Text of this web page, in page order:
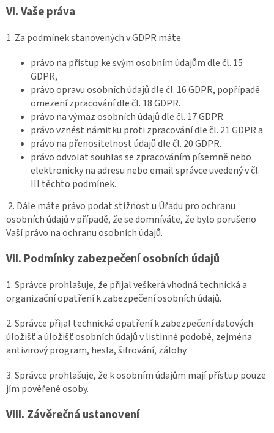
VI.Vaše práva
1. Za podmínek stanovených v GDPR máte
právo na přístup ke svým osobním údajům dle čl. 15
GDPR,
právo opravu osobních údajů dle čl. 16 GDPR, popřípadě
omezení zpracování dle čl. 18 GDPR.
právo na výmaz osobních údajů dle čl. 17 GDPR.
právo vznést námitku proti zpracování dle čl. 21 GDPR a
právo na přenositelnost údajů dle čl. 20 GDPR.
právo odvolat souhlas se zpracováním písemně nebo
elektronicky na adresu nebo email správce uvedený v čl.
III těchto podmínek.
2. Dále máte právo podat stížnost u Úřadu pro ochranu
osobních údajů v případě, že se domníváte, že bylo porušeno
Vaší právo na ochranu osobních údajů.
VII. Podmínky zabezpečení osobních údajů
1. Správce prohlašuje, že přijal veškerá vhodná technická a
organizační opatření k zabezpečení osobních údajů.
2. Správce přijal technická opatření k zabezpečení datových
úložišť a úložišť osobních údajů v listinné podobě, zejména
antivirový program, hesla, šifrování, zálohy.
3. Správce prohlašuje, že k osobním údajům mají přístup pouze
jím pověřené osoby.
VIII. Závěrečná ustanovení